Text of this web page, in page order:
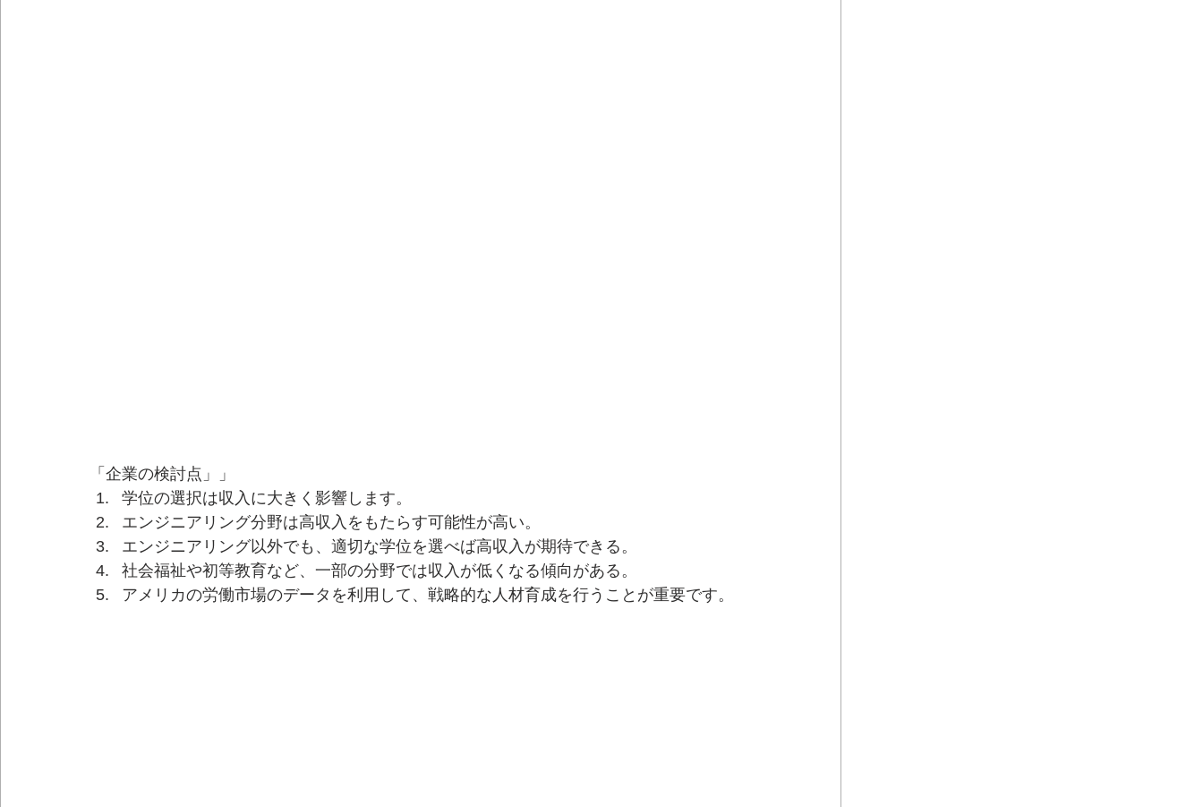
「企業の検討点」」
学位の選択は収入に大きく影響します。
エンジニアリング分野は高収入をもたらす可能性が高い。
エンジニアリング以外でも、適切な学位を選べば高収入が期待できる。
社会福祉や初等教育など、一部の分野では収入が低くなる傾向がある。
アメリカの労働市場のデータを利用して、戦略的な人材育成を行うことが重要です。